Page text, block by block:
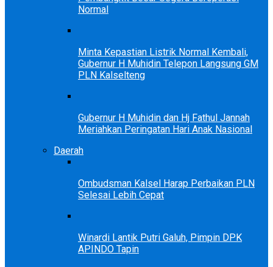
Normal
Minta Kepastian Listrik Normal Kembali,
Gubernur H Muhidin Telepon Langsung GM
PLN Kalselteng
Gubernur H Muhidin dan Hj Fathul Jannah
Meriahkan Peringatan Hari Anak Nasional
Daerah
Ombudsman Kalsel Harap Perbaikan PLN
Selesai Lebih Cepat
Winardi Lantik Putri Galuh, Pimpin DPK
APINDO Tapin